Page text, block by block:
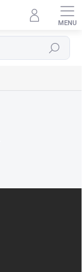
Hledat